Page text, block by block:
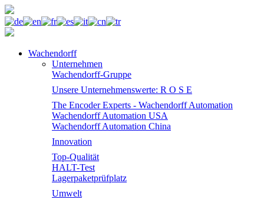
Wachendorff
Unternehmen
Wachendorff-Gruppe
Unsere Unternehmenswerte: R O S E
The Encoder Experts - Wachendorff Automation
Wachendorff Automation USA
Wachendorff Automation China
Innovation
Top-Qualität
HALT-Test
Lagerpaketprüfplatz
Umwelt